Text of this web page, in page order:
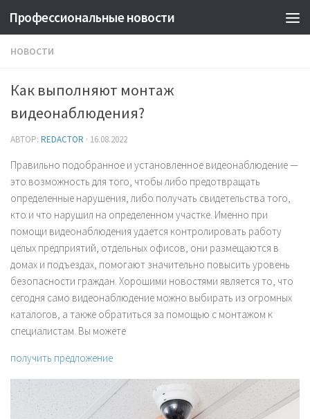
Профессиональные новости
НОВОСТИ
Как выполняют монтаж
видеонаблюдения?
АВТОР: REDACTOR · 16.08.2022
Правильно подобранное и установленное видеонаблюдение —
это возможность для того, чтобы либо предотвращать
определенные нарушения, либо получать свидетельства того,
кто и что нарушил на определенном участке. Именно при
помощи видеонаблюдения удается контролировать работу
целых предприятий, отдельных офисов, они размещаются в
домах и подъездах, помогают значительно повысить уровень
безопасности граждан. Хорошими новостями является то, что
сегодня само видеонаблюдение можно выбирать из огромных
каталогов, а также обратиться за помощью с монтажом к
специалистам. Вы можете
получить предложение